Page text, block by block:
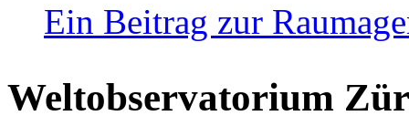
Ein Beitrag zur
Weltobservatorium